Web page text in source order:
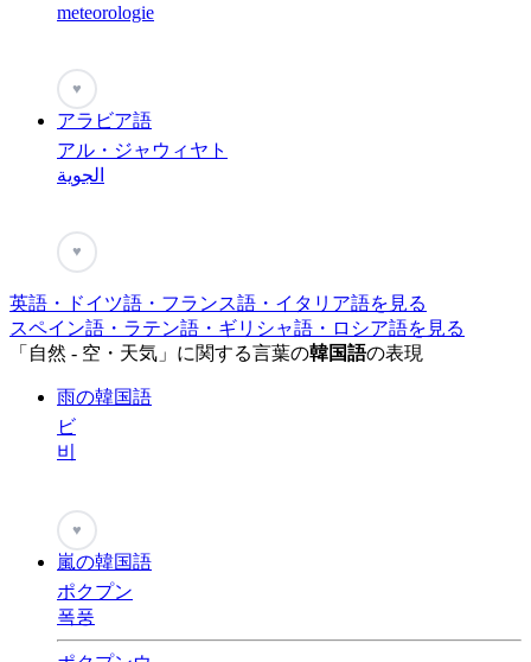
meteorologie
♥
アラビア語
アル・ジャウィヤト
الجوية
♥
英語・ドイツ語・フランス語・イタリア語を見る
スペイン語・ラテン語・ギリシャ語・ロシア語を見る
「自然 - 空・天気」に関する言葉の韓国語の表現
雨の韓国語
ビ
비
♥
嵐の韓国語
ポクプン
폭풍